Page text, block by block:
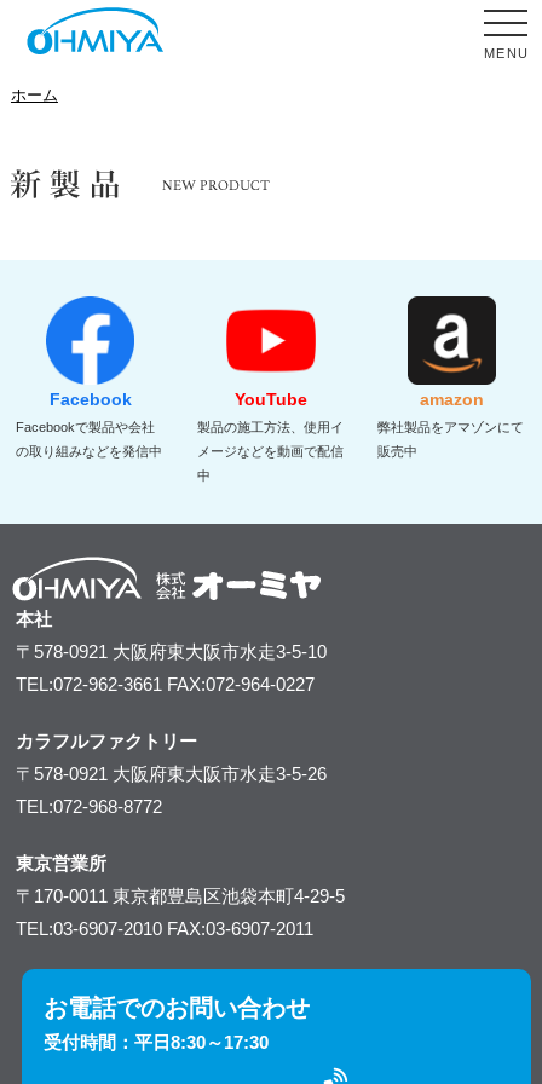
MENU
ホーム
Facebook
Facebookで製品や会社
の取り組みなどを発信中
YouTube
製品の施工方法、使用イ
メージなどを動画で配信
中
amazon
弊社製品をアマゾンにて
販売中
本社
〒578-0921 大阪府東大阪市水走3-5-10
TEL:072-962-3661 FAX:072-964-0227
カラフルファクトリー
〒578-0921 大阪府東大阪市水走3-5-26
TEL:072-968-8772
東京営業所
〒170-0011東京都豊島区池袋本町4-29-5
TEL:03-6907-2010 FAX:03-6907-2011
お電話でのお問い合わせ
受付時間：平日8:30～17:30